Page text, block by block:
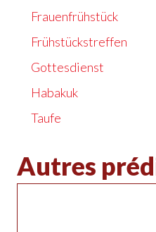
Frauenfrühstück
Frühstückstreffen
Gottesdienst
Habakuk
Taufe
Autres